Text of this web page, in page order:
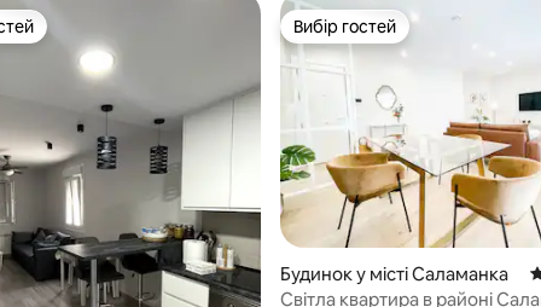
відгуки: 196
Вибір гостей
Вибір гостей
Будинок у місті Саламанка
Світла квартира в районі